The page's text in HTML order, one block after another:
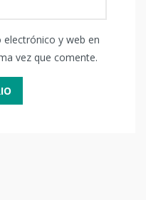
y web en
vez que comente.